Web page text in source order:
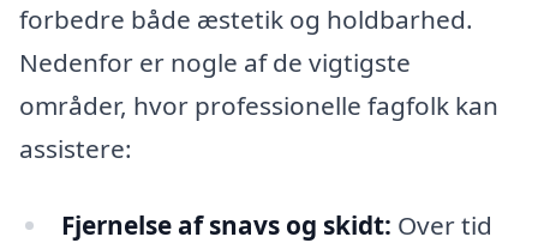
forbedre både æstetik og holdbarhed.
Nedenfor er nogle af de vigtigste
områder, hvor professionelle fagfolk kan
assistere:
Fjernelse af snavs og skidt: Over tid